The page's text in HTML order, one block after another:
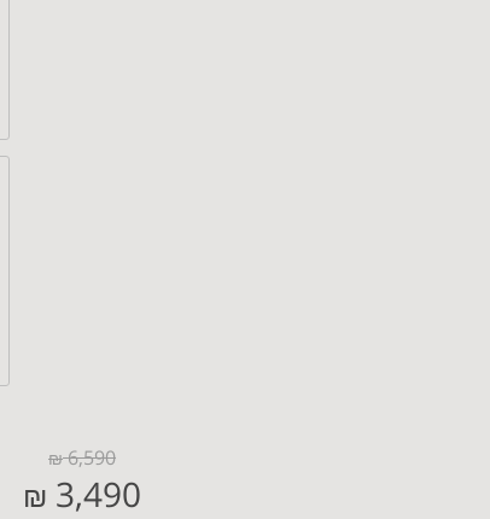
6,590
₪
3,490
₪